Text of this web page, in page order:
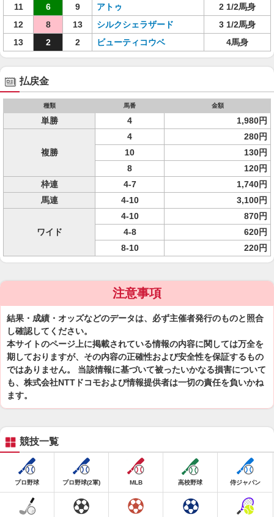
11
6 9 アトゥ
2 1/2馬身
12
8 13 シルクシェラザード
3 1/2馬身
13
2 2 ビューティコウベ 4馬身
払戻金
種類 馬番 金額
単勝 4 1,980円
複勝
4
280円
10
130円
8
120円
枠連
4-7
1,740円
馬連
4-10 3,100円
ワイド
4-10
870円
4-8
620円
8-10
220円
注意事項
結果・成績・オッズなどのデータは、必ず主催者発行のものと照合
し確認してください。
本サイトのページ上に掲載されている情報の内容に関しては万全を
期しておりますが、その内容の正確性および安全性を保証するもの
ではありません。 当該情報に基づいて被ったいかなる損害について
も、株式会社NTTドコモおよび情報提供者は一切の責任を負いかね
ます。
競技一覧
プロ野球 プロ野球(2軍) MLB 高校野球 侍ジャパン